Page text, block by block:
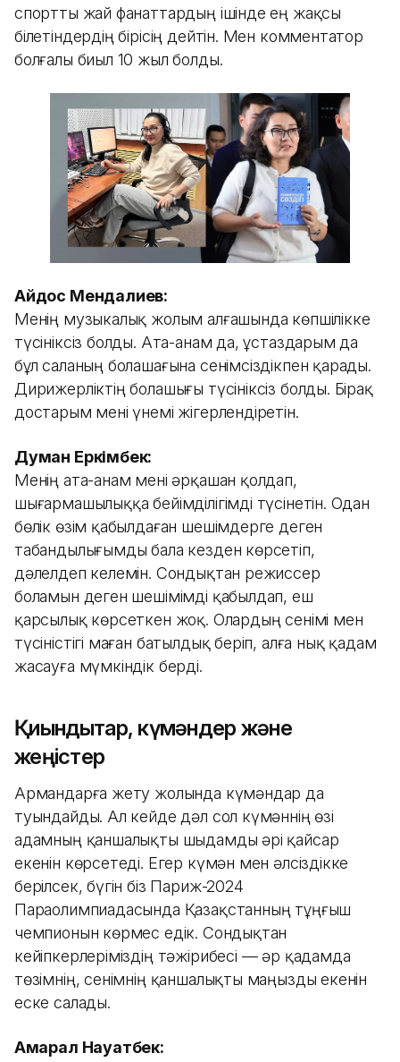
спортты жай фанаттардың ішінде ең жақсы
білетіндердің бірісің дейтін. Мен комментатор
болғалы биыл 10 жыл болды.
Айдос Мендалиев:
Менің музыкалық жолым алғашында көпшілікке
түсініксіз болды. Ата-анам да, ұстаздарым да
бұл саланың болашағына сенімсіздікпен қарады.
Дирижерліктің болашығы түсініксіз болды. Бірақ
достарым мені үнемі жігерлендіретін.
Думан Еркімбек:
Менің ата-анам мені әрқашан қолдап,
шығармашылыққа бейімділігімді түсінетін. Одан
бөлік өзім қабылдаған шешімдерге деген
табандылығымды бала кезден көрсетіп,
дәлелдеп келемін. Сондықтан режиссер
боламын деген шешімімді қабылдап, еш
қарсылық көрсеткен жоқ. Олардың сенімі мен
түсіністігі маған батылдық беріп, алға нық қадам
жасауға мүмкіндік берді.
Қиындықтар, күмәндер және
жеңістер
Армандарға жету жолында күмәндар да
туындайды. Ал кейде дәл сол күмәннің өзі
адамның қаншалықты шыдамды әрі қайсар
екенін көрсетеді. Егер күмән мен әлсіздікке
берілсек, бүгін біз Париж-2024
Параолимпиадасында Қазақстанның тұңғыш
чемпионын көрмес едік. Сондықтан
кейіпкерлеріміздің тәжірибесі — әр қадамда
төзімнің, сенімнің қаншалықты маңызды екенін
еске салады.
Ақмарал Науатбек: